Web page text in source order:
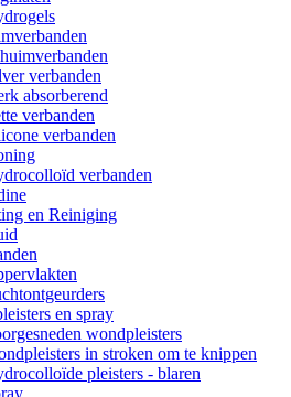
verbanden
absorberend
verbanden
verbanden
verbanden
en Reiniging
en spray
wondpleisters
in stroken om te knippen
pleisters - blaren